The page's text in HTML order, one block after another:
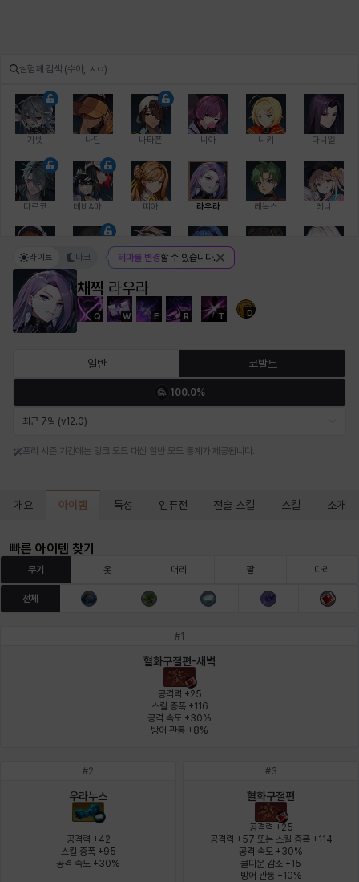
가넷 나딘 나타폰 니아 니키 다니엘
다르코 띠아 라우라 레녹스 레니
레온 루크 르노어
바바라 버니스 블레어 비앙카 비형 샬럿
아야 아이솔 아이작 알렉스 알론소 얀
에키온 엘레나
유스티나 유키
이안 재키
카밀로 캐시
채찍 라우라
Q W E R T D
라이트 다크 테마를 변경할 수 있습니다.
일반 코발트
100.0%
최근 7일 (v12.0)
프리 시즌 기간에는 랭크 모드 대신 일반 모드 통계가 제공됩니다.
개요 아이템 특성 인퓨전 전술 스킬 스킬 소개
빠른 아이템 찾기
무기 옷 머리 팔 다리
전체
#1
혈화구절편-새벽
공격력 +25
스킬 증폭 +116
공격 속도 +30%
방어 관통 +8%
#2
우라누스
공격력 +42
스킬 증폭 +95
공격 속도 +30%
#3
혈화구절편
공격력 +25
공격력 +57 또는 스킬 증폭 +114
공격 속도 +30%
쿨다운 감소 +15
방어 관통 +10%